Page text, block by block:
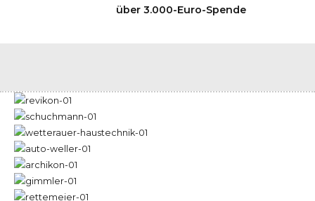
über 3.000-Euro-Spende